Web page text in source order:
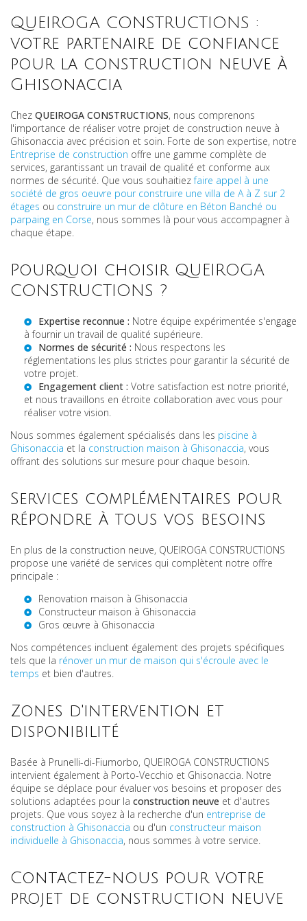
QUEIROGA CONSTRUCTIONS :
votre partenaire de confiance
pour la construction neuve à
Ghisonaccia
Chez QUEIROGA CONSTRUCTIONS, nous comprenons
l'importance de réaliser votre projet de construction neuve à
Ghisonaccia avec précision et soin. Forte de son expertise, notre
Entreprise de construction offre une gamme complète de
services, garantissant un travail de qualité et conforme aux
normes de sécurité. Que vous souhaitiezfaire appel à une
société de gros oeuvre pour construire une villa de A à Z sur 2
étages ou construire un mur de clôture en Béton Banché ou
parpaing en Corse, nous sommes là pour vous accompagner à
chaque étape.
Pourquoi choisir QUEIROGA
CONSTRUCTIONS ?
Expertise reconnue : Notre équipe expérimentée s'engage
à fournir un travail de qualité supérieure.
Normes de sécurité : Nous respectons les
réglementations les plus strictes pour garantir la sécurité de
votre projet.
Engagement client : Votre satisfaction est notre priorité,
et nous travaillons en étroite collaboration avec vous pour
réaliser votre vision.
Nous sommes également spécialisés dans les piscine à
Ghisonaccia et la construction maison à Ghisonaccia, vous
offrant des solutions sur mesure pour chaque besoin.
Services complémentaires pour
répondre à tous vos besoins
En plus de la construction neuve, QUEIROGA CONSTRUCTIONS
propose une variété de services qui complètent notre offre
principale :
Renovation maison à Ghisonaccia
Constructeur maison à Ghisonaccia
Gros œuvre à Ghisonaccia
Nos compétences incluent également des projets spécifiques
tels que la rénover un mur de maison qui s'écroule avec le
temps et bien d'autres.
Zones d'intervention et
disponibilité
Basée à Prunelli-di-Fiumorbo, QUEIROGA CONSTRUCTIONS
intervient également à Porto-Vecchio et Ghisonaccia. Notre
équipe se déplace pour évaluer vos besoins et proposer des
solutions adaptées pour la construction neuve et d'autres
projets. Que vous soyez à la recherche d'un entreprise de
construction à Ghisonaccia ou d'un constructeur maison
individuelle à Ghisonaccia, nous sommes à votre service.
Contactez-nous pour votre
projet de construction neuve